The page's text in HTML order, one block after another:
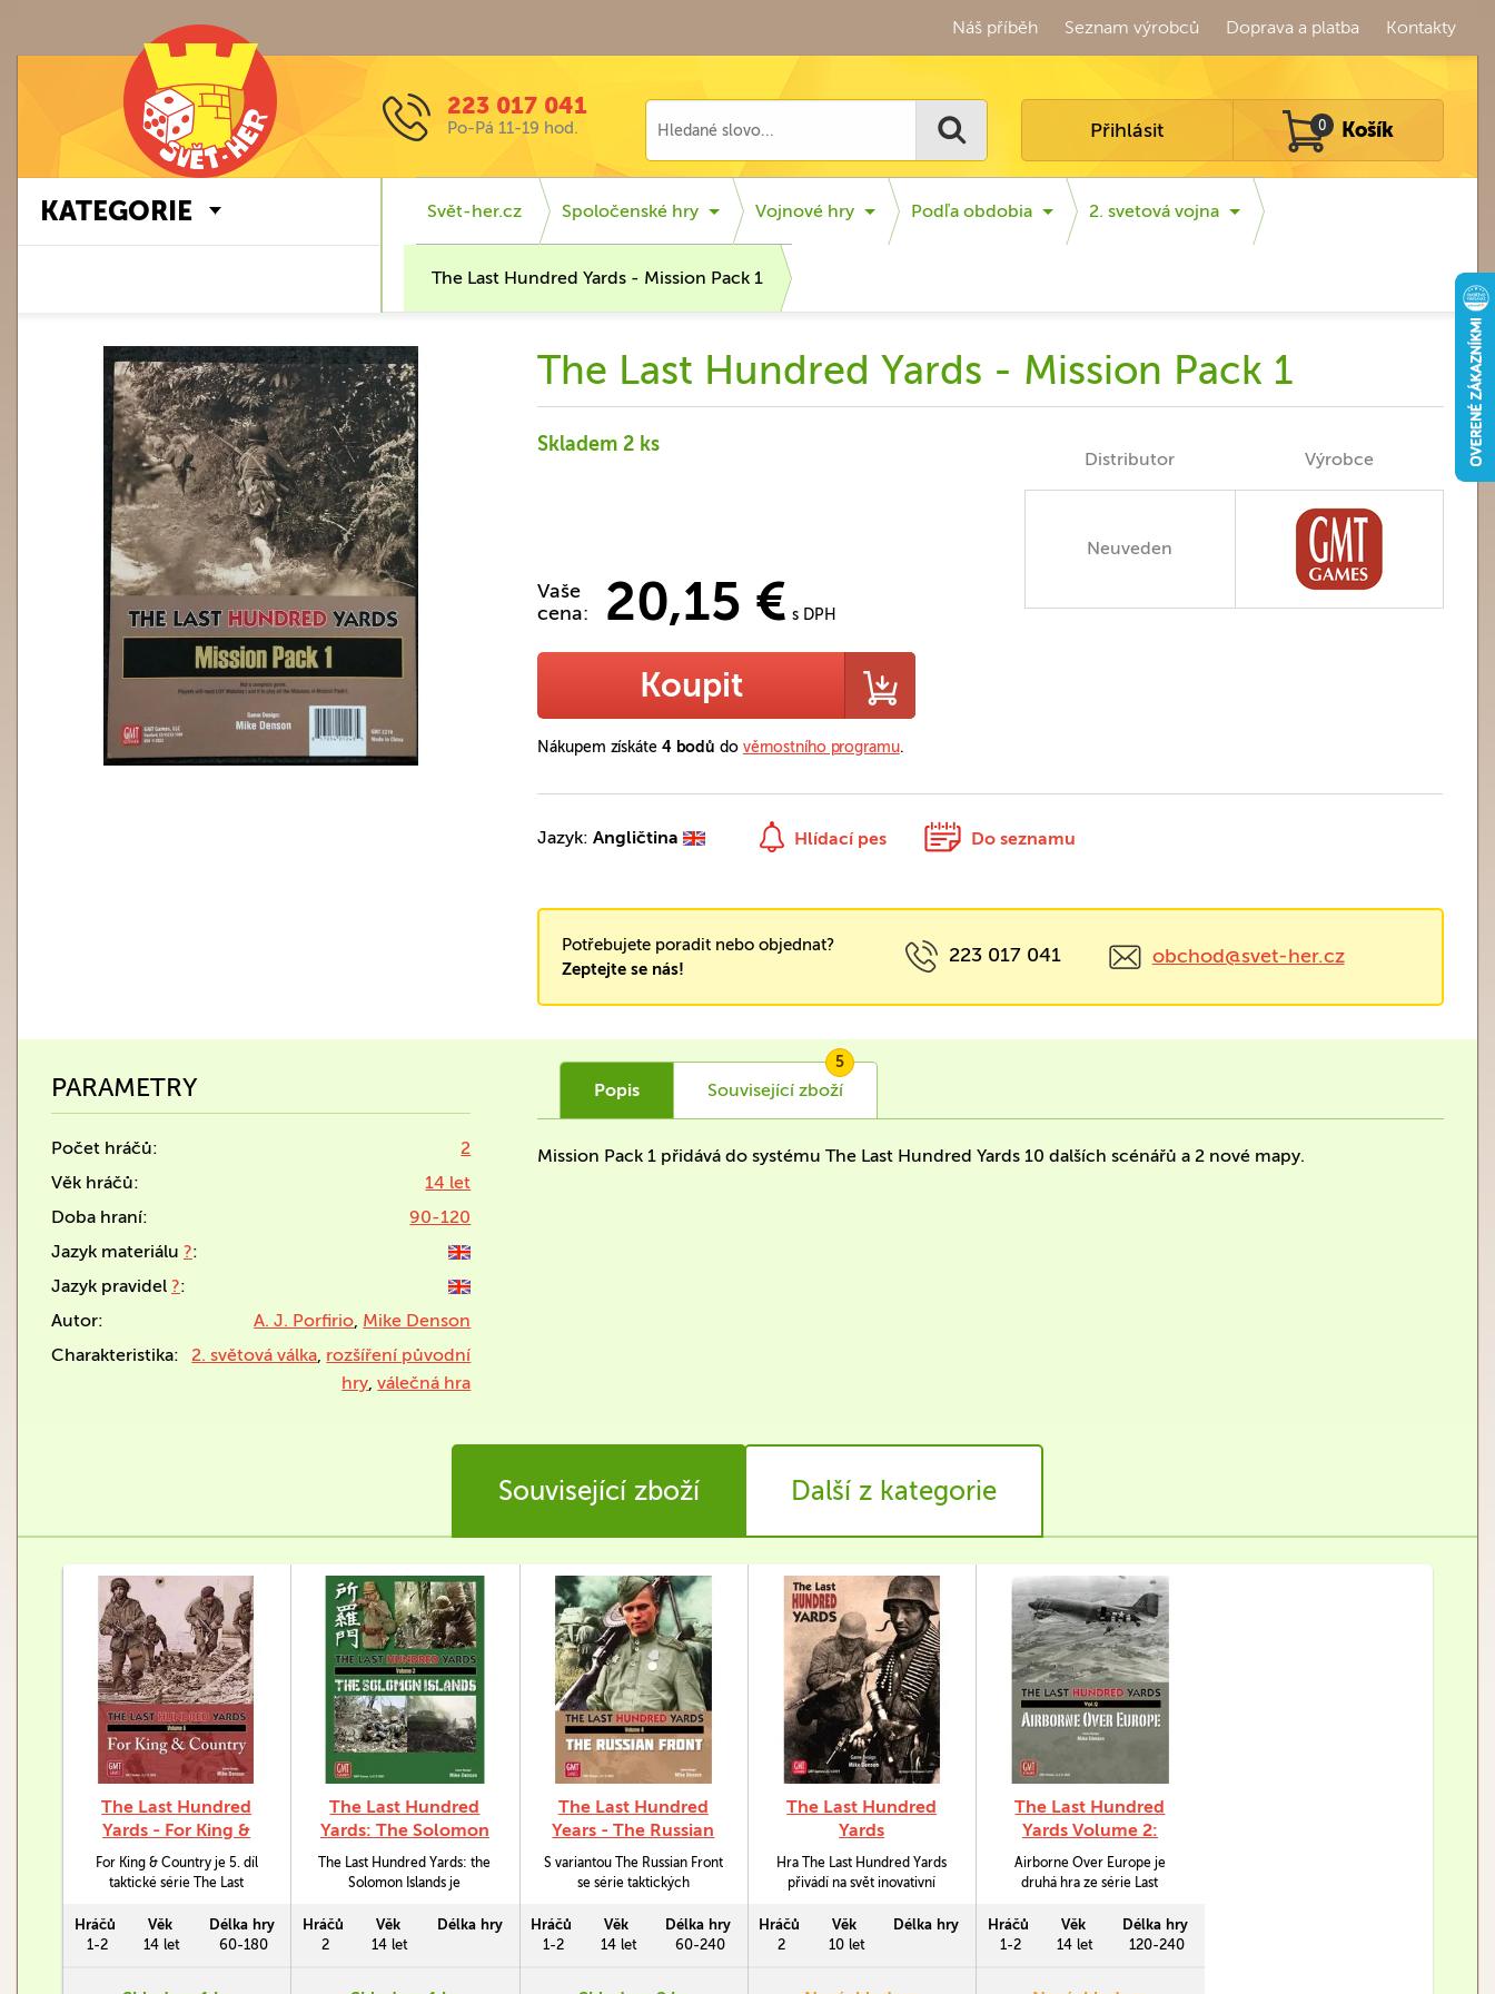
Náš příběh Seznam výrobců Doprava a platba Kontakty
223 017 041
Po-Pá 11-19 hod. Přihlásit 0 Košík
KATEGORIE Svět-her.cz Spoločenské hry Vojnové hry Podľa obdobia 2. svetová vojna
The Last Hundred Yards - Mission Pack 1
The Last Hundred Yards - Mission Pack 1
Vaše
cena:
20,15 € s DPH
Skladem 2 ks
Koupit
Nákupem získáte 4 bodů do věrnostního programu.
Distributor Výrobce
Neuveden
Jazyk:Angličtina Hlídací pes Do seznamu
Potřebujete poradit nebo objednat?
Zeptejte se nás!
223 017 041 obchod@svet-her.cz
PARAMETRY
Počet hráčů:
2
Věk hráčů:
14 let
Doba hraní:
90-120
Jazyk materiálu ?:
Jazyk pravidel ?:
Autor:
A. J. Porfirio, Mike Denson
Charakteristika:
2. světová válka, rozšíření původní
hry,válečná hra
Popis Související zboží
5
Mission Pack 1 přidává do systému The Last Hundred Yards 10 dalších scénářů a 2 nové mapy.
Související zboží Další z kategorie
The Last Hundred
Yards - For King &
Country
For King & Country je 5. díl
taktické série The Last
zúčastníte jedné z
nejdůležitějších fází 2.
Hráčů
1-2
Věk
14 let
Délka hry
60-180
The Last Hundred
Yards: The Solomon
Islands
The Last Hundred Yards: the
Solomon Islands je
zaměřená na bojovou úlohu
iniciativy a reakce.
Hráčů
2
Věk
14 let
Délka hry
The Last Hundred
Years - The Russian
Front
S variantou The Russian Front
se série taktických
Densona The Last Hundred
Yards vydá na Východní
Hráčů
1-2
Věk
14 let
Délka hry
60-240
The Last Hundred
Yards
Hra The Last Hundred Yards
přivádí na svět inovativní
věrohodně zobrazit chování
malých jednotek v bojí 2.
Hráčů
2
Věk
10 let
Délka hry
The Last Hundred
Yards Volume 2:
Airborne Over Europe
Airborne Over Europe je
druhá hra ze série Last
Densona. Obsahuje dvě velké
kampaně, které se věnují
Hráčů
1-2
Věk
14 let
Délka hry
120-240